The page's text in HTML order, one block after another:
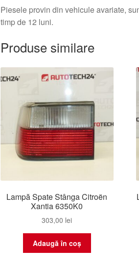
Piesele provin din vehicule avariate,
timp de 12 luni.
Produse similare
Lampă Spate Stânga Citroën
Xantia 6350K0
303,00 lei
Adaugă în coș